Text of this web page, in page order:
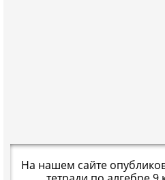
На нашем сайте